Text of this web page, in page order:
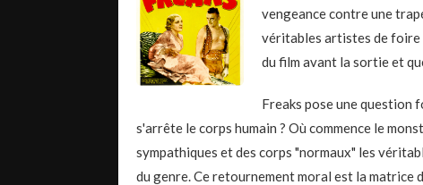
vengeance contre une
véritables artistes de foire
du film avant la sortie et
Freaks pose une question
s'arrête le corps humain ? Où commence le
sympathiques et des corps "normaux" les
du genre. Ce retournement moral est la matrice